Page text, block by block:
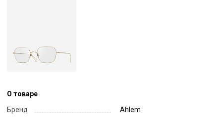
О товаре
Бренд
Ahlem